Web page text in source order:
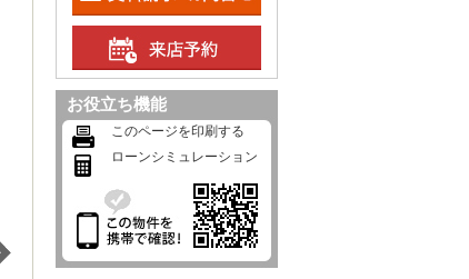
お役立ち機能
このページを印刷する
ローンシミュレーション